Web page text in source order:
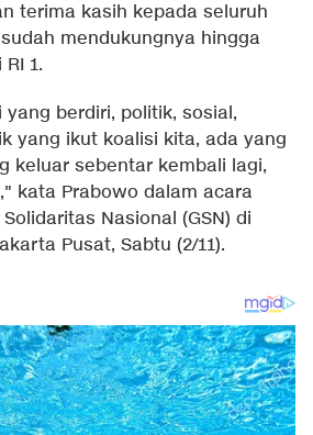
terima kasih kepada seluruh
mendukungnya hingga
1.
yang berdiri, politik, sosial,
yang ikut koalisi kita, ada yang
keluar sebentar kembali lagi,
kata Prabowo dalam acara
Nasional (GSN) di
Pusat, Sabtu (2/11).